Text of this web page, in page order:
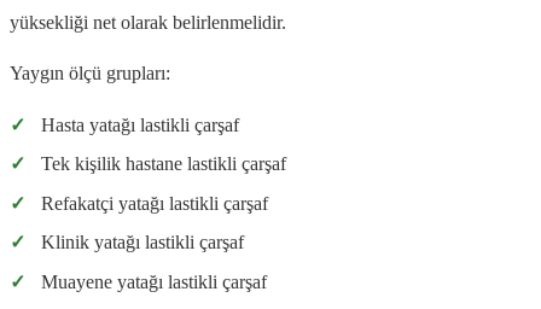
yüksekliği net olarak belirlenmelidir.
Yaygın ölçü grupları:
✓
Hasta yatağı lastikli çarşaf
✓
Tek kişilik hastane lastikli çarşaf
✓
Refakatçi yatağı lastikli çarşaf
✓
Klinik yatağı lastikli çarşaf
✓
Muayene yatağı lastikli çarşaf